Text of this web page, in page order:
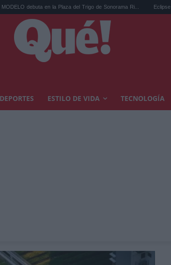
en la Plaza del Trigo de Sonorama Ri... Eclipse solar en
DEPORTES ESTILO DE VIDA TECNOLOGÍA